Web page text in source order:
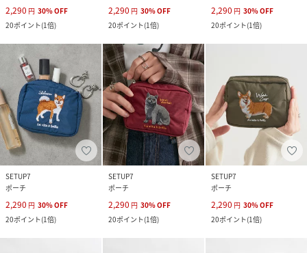
2,290 円 30%OFF
20ポイント(1倍)
2,290 円 30%OFF
20ポイント(1倍)
2,290 円 30%OFF
20ポイント(1倍)
SETUP7
ポーチ
2,290 円 30%OFF
20ポイント(1倍)
SETUP7
ポーチ
2,290 円 30%OFF
20ポイント(1倍)
SETUP7
ポーチ
2,290 円 30%OFF
20ポイント(1倍)